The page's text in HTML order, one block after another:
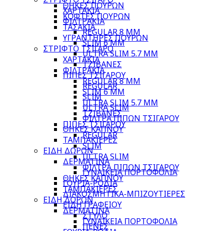
ΧΑΡΤΑΚΙΑ
ΦΙΛΤΡΑΚΙΑ
REGULAR 8 MM
SLIM 6 MM
ULTRA SLIM 5.7 MM
ΤΖΙΒΑΝΕΣ
ΠΙΠΕΣ ΤΣΙΓΑΡΟΥ
REGULAR
SLIM
ULTRA SLIM
ΦΙΛΤΡΑ ΠΙΠΩΝ ΤΣΙΓΑΡΟΥ
ΘΗΚΕΣ ΚΑΠΝΟΥ
ΤΑΜΠΑΚΙΕΡΕΣ
ΕΙΔΗ ΔΩΡΩΝ
ΔΕΡΜΑΤΙΝΑ
ΓΥΝΑΙΚΕΙΑ ΠΟΡΤΟΦΟΛΙΑ
ΓΟΥΡΙΑ-ΡΟΔΙΑ
ΔΙΑΚΟΣΜΗΤΙΚΑ-ΜΠΙΖΟΥΤΙΕΡΕΣ
ΕΙΔΗ ΓΡΑΦΕΙΟΥ
ΣΤΥΛΟ
ΠΕΝΕΣ
ΘΗΚΕΣ ΠΟΥΡΩΝ
ΚΟΦΤΕΣ ΠΟΥΡΩΝ
ΤΑΣΑΚΙΑ
ΥΓΡΑΝΤΗΡΕΣ ΠΟΥΡΩΝ
ΣΤΡΙΦΤΟ ΤΣΙΓΑΡΟ
ΧΑΡΤΑΚΙΑ
ΦΙΛΤΡΑΚΙΑ
REGULAR 8 MM
SLIM 6 MM
ULTRA SLIM 5.7 MM
ΤΖΙΒΑΝΕΣ
ΠΙΠΕΣ ΤΣΙΓΑΡΟΥ
REGULAR
SLIM
ULTRA SLIM
ΦΙΛΤΡΑ ΠΙΠΩΝ ΤΣΙΓΑΡΟΥ
ΘΗΚΕΣ ΚΑΠΝΟΥ
ΤΑΜΠΑΚΙΕΡΕΣ
ΕΙΔΗ ΔΩΡΩΝ
ΔΕΡΜΑΤΙΝΑ
ΓΥΝΑΙΚΕΙΑ ΠΟΡΤΟΦΟΛΙΑ